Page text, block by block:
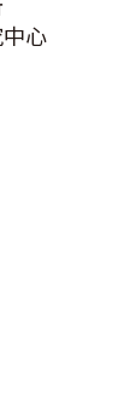
心